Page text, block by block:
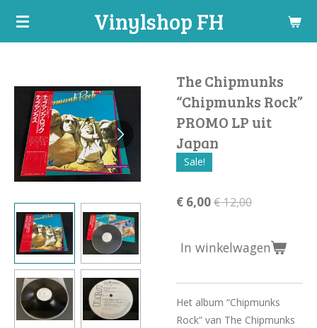
Ga
hoofdinhoud
Vinylshop FH
The Chipmunks
“Chipmunks Rock”
PROMO LP uit
Japan
Sale!
€ 6,00€ 12,00
In winkelwagen
Het album “Chipmunks
Rock” van The Chipmunks